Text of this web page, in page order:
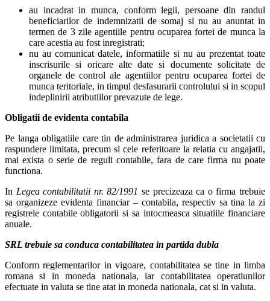
au incadrat in munca, conform legii, persoane din randul
beneficiarilor de indemnizatii de somaj si nu au anuntat in
termen de 3 zile agentiile pentru ocuparea fortei de munca la
care acestia au fost inregistrati;
nu au comunicat datele, informatiile si nu au prezentat toate
inscrisurile si oricare alte date si documente solicitate de
organele de control ale agentiilor pentru ocuparea fortei de
munca teritoriale, in timpul desfasurarii controlului si in scopul
indeplinirii atributiilor prevazute de lege.
Obligatii de evidenta contabila
Pe langa obligatiile care tin de administrarea juridica a societatii cu
raspundere limitata, precum si cele referitoare la relatia cu angajatii,
mai exista o serie de reguli contabile, fara de care firma nu poate
functiona.
In Legea contabilitatii nr. 82/1991 se precizeaza ca o firma trebuie
sa organizeze evidenta financiar – contabila, respectiv sa tina la zi
registrele contabile obligatorii si sa intocmeasca situatiile financiare
anuale.
SRL trebuie sa conduca contabilitatea in partida dubla
Conform reglementarilor in vigoare, contabilitatea se tine in limba
romana si in moneda nationala, iar contabilitatea operatiunilor
efectuate in valuta se tine atat in moneda nationala, cat si in valuta.